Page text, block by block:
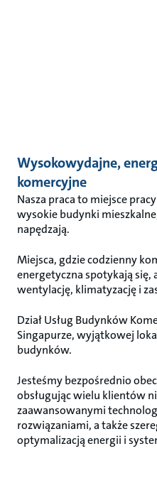
Wysokowydajne,
komercyjne
Nasza praca to miejsce
wysokie budynki
napędzają.
Miejsca, gdzie codzienny
energetyczna spotykają się,
wentylację, klimatyzację i
Dział Usług Budynków
Singapurze, wyjątkowej
budynków.
Jesteśmy bezpośrednio
obsługując wielu klientów
zaawansowanymi
rozwiązaniami, a także
optymalizacją energii i